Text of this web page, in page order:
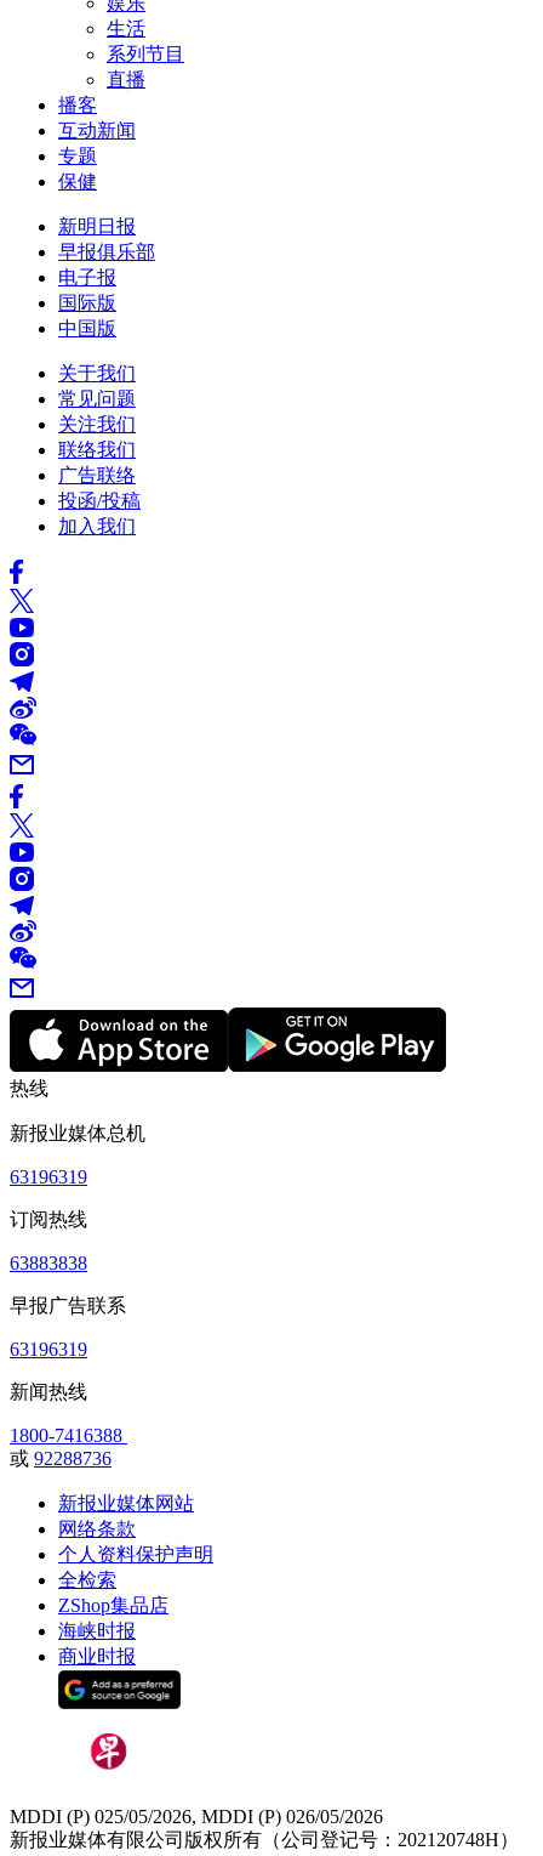
生活
系列节目
直播
播客
互动新闻
专题
保健
新明日报
早报俱乐部
电子报
国际版
中国版
关于我们
常见问题
关注我们
联络我们
广告联络
投函/投稿
加入我们
热线
新报业媒体总机
63196319
订阅热线
63883838
早报广告联系
63196319
新闻热线
1800-7416388
或 92288736
新报业媒体网站
网络条款
个人资料保护声明
全检索
ZShop集品店
海峡时报
商业时报
MDDI (P) 025/05/2026, MDDI (P) 026/05/2026
新报业媒体有限公司版权所有（公司登记号：202120748H）